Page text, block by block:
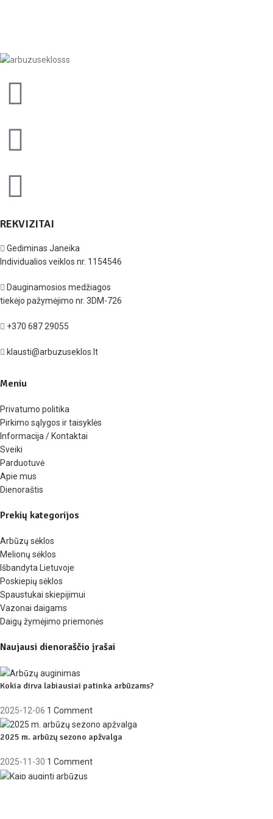
REKVIZITAI
Gediminas Janeika
Individualios veiklos nr. 1154546
Dauginamosios medžiagos
tiekėjo pažymėjimo nr. 3DM-726
+370 687 29055
klausti@arbuzuseklos.lt
Meniu
Privatumo politika
Pirkimo sąlygos ir taisyklės
Informacija / Kontaktai
Sveiki
Parduotuvė
Apie mus
Dienoraštis
Prekių kategorijos
Arbūzų sėklos
Melionų sėklos
Išbandyta Lietuvoje
Poskiepių sėklos
Spaustukai skiepijimui
Vazonai daigams
Daigų žymėjimo priemonės
Naujausi dienoraščio įrašai
Kokia dirva labiausiai patinka arbūzams?
2025-12-06 1 Comment
2025 m. arbūzų sezono apžvalga
2025-11-30 1 Comment